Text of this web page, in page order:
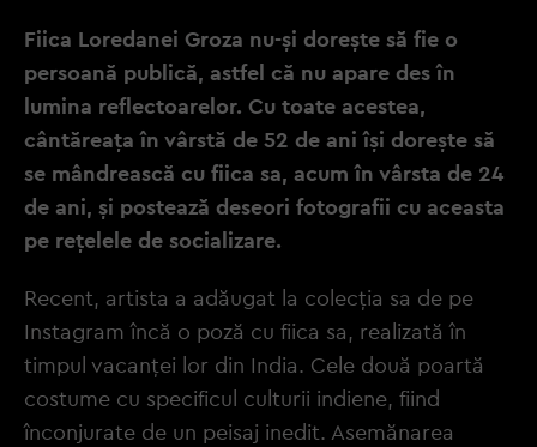
Fiica Loredanei Groza nu-și dorește să fie o
persoană publică, astfel că nu apare des în
lumina reflectoarelor. Cu toate acestea,
cântăreața în vârstă de 52 de ani își dorește să
se mândrească cu fiica sa, acum în vârsta de 24
de ani, și postează deseori fotografii cu aceasta
pe rețelele de socializare.
Recent, artista a adăugat la colecția sa de pe
Instagram încă o poză cu fiica sa, realizată în
timpul vacanței lor din India. Cele două poartă
costume cu specificul culturii indiene, fiind
înconjurate de un peisaj inedit. Asemănarea